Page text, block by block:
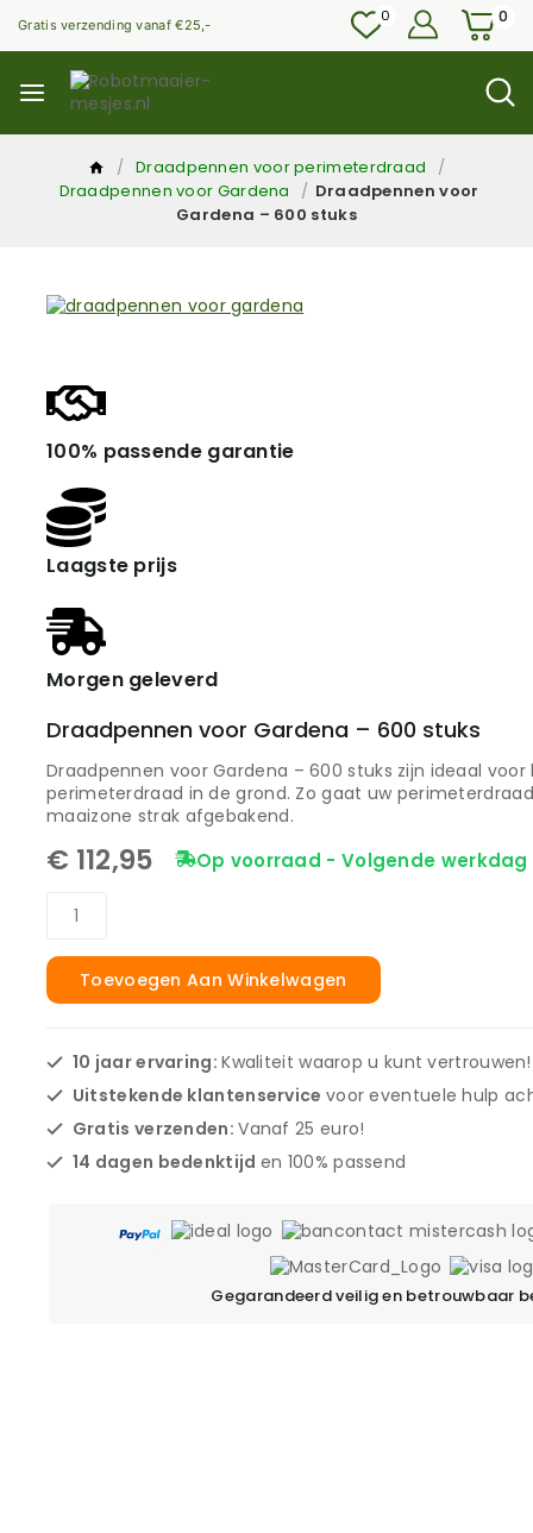
Gratis verzending vanaf €25,- 0 0
/ Draadpennen voor perimeterdraad
/
Draadpennen voor Gardena
/ Draadpennen voor
Gardena – 600 stuks
100% passende garantie
Laagste prijs
Morgen geleverd
Draadpennen voor Gardena – 600 stuks
Draadpennen voor Gardena – 600 stuks zijn ideaal
perimeterdraad in de grond. Zo gaat uw
maaizone strak afgebakend.
€ 112,95 Op voorraad - Volgende
Toevoegen Aan Winkelwagen
10 jaar ervaring:Kwaliteit waarop u kunt vertrouwen!
Uitstekende klantenservice voor eventuele hulp
Gratis verzenden:Vanaf 25 euro!
14 dagen bedenktijd en 100% passend
Gegarandeerd veilig en betrouwbaar